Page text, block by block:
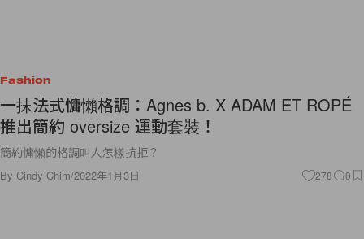
Fashion
一抹法式慵懶格調：Agnes b. X ADAM ET ROPÉ
推出簡約 oversize 運動套裝！
簡約慵懶的格調叫人怎樣抗拒？
By Cindy Chim/2022年1月3日 278 0